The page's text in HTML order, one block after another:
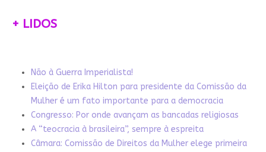
+ LIDOS
Não à Guerra Imperialista!
Eleição de Erika Hilton para presidente da Comissão da
Mulher é um fato importante para a democracia
Congresso: Por onde avançam as bancadas religiosas
A “teocracia à brasileira”, sempre à espreita
Câmara: Comissão de Direitos da Mulher elege primeira